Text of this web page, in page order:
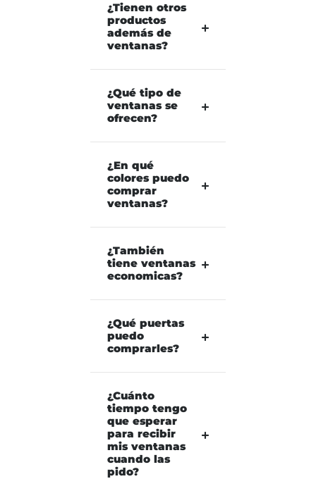
¿Tienen otros
productos
además de
ventanas?
¿Qué tipo de
ventanas se
ofrecen?
¿En qué
colores puedo
comprar
ventanas?
¿También
tiene ventanas
economicas?
¿Qué puertas
puedo
comprarles?
¿Cuánto
tiempo tengo
que esperar
para recibir
mis ventanas
cuando las
pido?